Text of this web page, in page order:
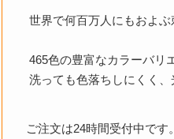
世界で何百万人にもおよ
465色の豊富なカラーバリ
洗っても色落ちしにくく
ご注文は24時間受付中です。